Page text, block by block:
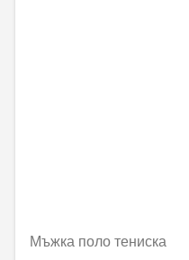
Мъжка поло тениска